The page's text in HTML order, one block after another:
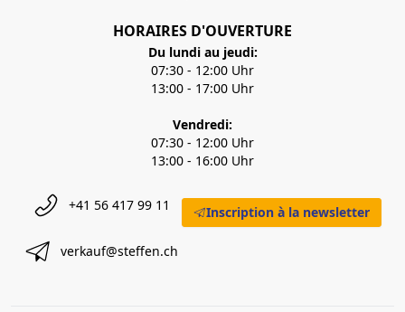
HORAIRES D'OUVERTURE
Du lundi au jeudi:
07:30 - 12:00 Uhr
13:00 - 17:00 Uhr
Vendredi:
07:30 - 12:00 Uhr
13:00 - 16:00 Uhr
+41 56 417 99 11
verkauf@steffen.ch
Inscription à la newsletter